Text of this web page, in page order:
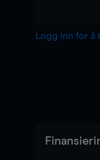
Logg inn for